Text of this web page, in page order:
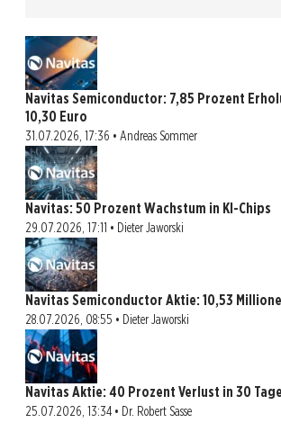
Navitas Semiconductor: 7,85 Prozent
10,30 Euro
31.07.2026, 17:36 • Andreas Sommer
Navitas: 50 Prozent Wachstum in KI-Chips
29.07.2026, 17:11 • Dieter Jaworski
Navitas Semiconductor Aktie: 10,53
28.07.2026, 08:55 • Dieter Jaworski
Navitas Aktie: 40 Prozent Verlust in 30
25.07.2026, 13:34 • Dr. Robert Sasse